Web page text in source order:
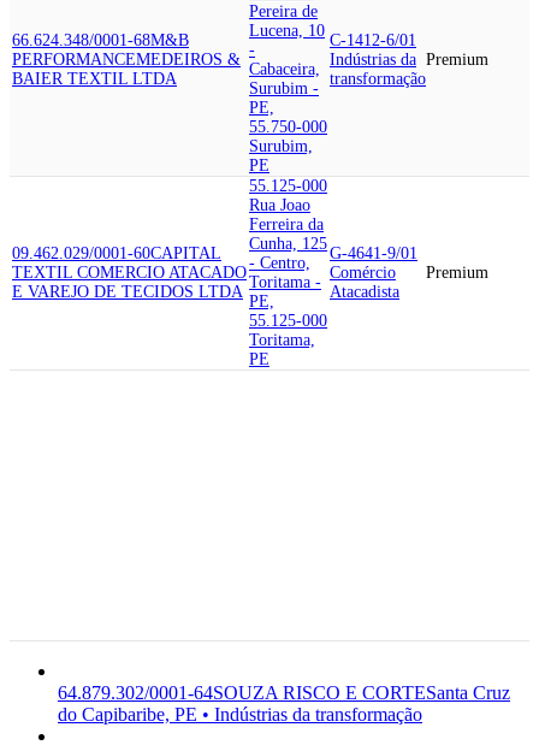
66.624.348/0001-68M&B
PERFORMANCEMEDEIROS &
BAIER TEXTIL LTDA
Pereira de
Lucena, 10
-
Cabaceira,
Surubim -
PE,
55.750-000
Surubim,
PE
C-1412-6/01
Indústrias da
transformação
Premium
09.462.029/0001-60CAPITAL
TEXTIL COMERCIO ATACADO
E VAREJO DE TECIDOS LTDA
55.125-000
Rua Joao
Ferreira da
Cunha, 125
- Centro,
Toritama -
PE,
55.125-000
Toritama,
PE
G-4641-9/01
Comércio
Atacadista
Premium
64.879.302/0001-64SOUZA RISCO E CORTESanta Cruz
do Capibaribe, PE • Indústrias da transformação